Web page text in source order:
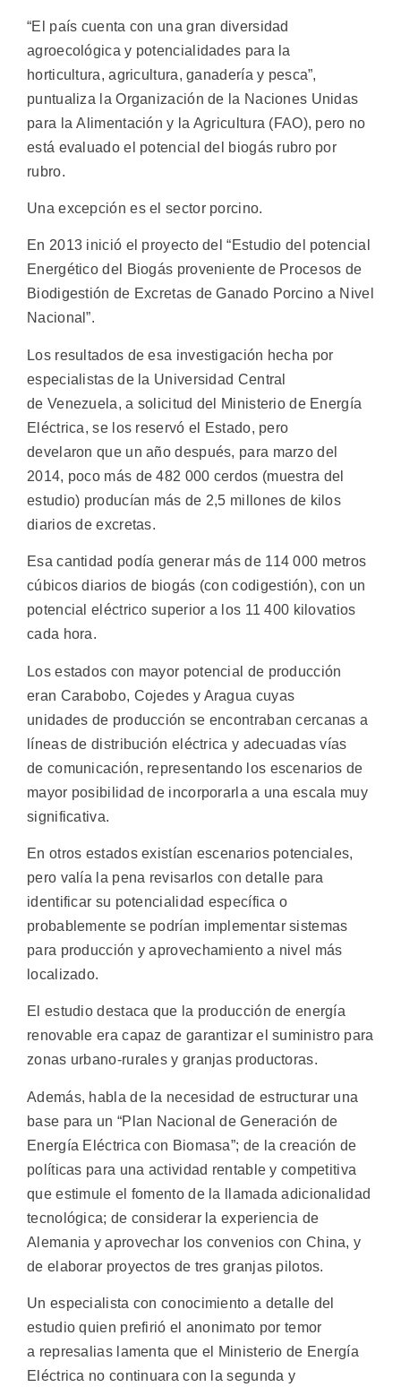
“El país cuenta con una gran diversidad
agroecológica y potencialidades para la
horticultura, agricultura, ganadería y pesca”,
puntualiza la Organización de la Naciones Unidas
para la Alimentación y la Agricultura (FAO), pero no
está evaluado el potencial del biogás rubro por
rubro.
Una excepción es el sector porcino.
En 2013 inició el proyecto del “Estudio del potencial
Energético del Biogás proveniente de Procesos de
Biodigestión de Excretas de Ganado Porcino a Nivel
Nacional”.
Los resultados de esa investigación hecha por
especialistas de la Universidad Central
de Venezuela, a solicitud del Ministerio de Energía
Eléctrica, se los reservó el Estado, pero
develaron que un año después, para marzo del
2014, poco más de 482 000 cerdos (muestra del
estudio) producían más de 2,5 millones de kilos
diarios de excretas.
Esa cantidad podía generar más de 114 000 metros
cúbicos diarios de biogás (con codigestión), con un
potencial eléctrico superior a los 11 400 kilovatios
cada hora.
Los estados con mayor potencial de producción
eran Carabobo, Cojedes y Aragua cuyas
unidades de producción se encontraban cercanas a
líneas de distribución eléctrica y adecuadas vías
de comunicación, representando los escenarios de
mayor posibilidad de incorporarla a una escala muy
significativa.
En otros estados existían escenarios potenciales,
pero valía la pena revisarlos con detalle para
identificar su potencialidad específica o
probablemente se podrían implementar sistemas
para producción y aprovechamiento a nivel más
localizado.
El estudio destaca que la producción de energía
renovable era capaz de garantizar el suministro para
zonas urbano-rurales y granjas productoras.
Además, habla de la necesidad de estructurar una
base para un “Plan Nacional de Generación de
Energía Eléctrica con Biomasa”; de la creación de
políticas para una actividad rentable y competitiva
que estimule el fomento de la llamada adicionalidad
tecnológica; de considerar la experiencia de
Alemania y aprovechar los convenios con China, y
de elaborar proyectos de tres granjas pilotos.
Un especialista con conocimiento a detalle del
estudio quien prefirió el anonimato por temor
a represalias lamenta que el Ministerio de Energía
Eléctrica no continuara con la segunda y